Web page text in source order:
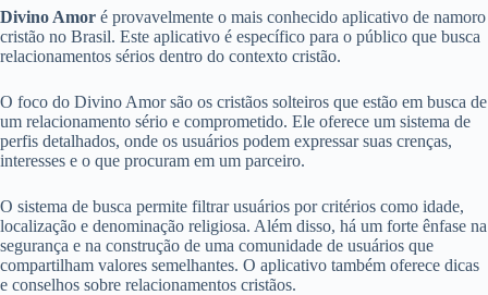
Divino Amor é provavelmente o mais conhecido aplicativo de namoro
cristão no Brasil. Este aplicativo é específico para o público que busca
relacionamentos sérios dentro do contexto cristão.
O foco do Divino Amor são os cristãos solteiros que estão em busca de
um relacionamento sério e comprometido. Ele oferece um sistema de
perfis detalhados, onde os usuários podem expressar suas crenças,
interesses e o que procuram em um parceiro.
O sistema de busca permite filtrar usuários por critérios como idade,
localização e denominação religiosa. Além disso, há um forte ênfase na
segurança e na construção de uma comunidade de usuários que
compartilham valores semelhantes. O aplicativo também oferece dicas
e conselhos sobre relacionamentos cristãos.